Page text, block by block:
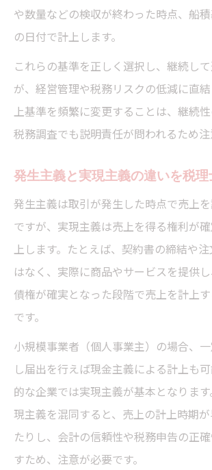
や数量などの検収が終わった時点、船
の日付で計上します。
これらの基準を正しく選択し、継続し
が、経営管理や税務リスクの低減に直
上基準を頻繁に変更することは、継続性
税務調査でも説明責任が問われるため注
発生主義と実現主義の違いを税
発生主義は取引が発生した時点で売上
ですが、実現主義は売上を得る権利が
上します。たとえば、契約書の締結や
はなく、実際に商品やサービスを提供
債権が確実となった段階で売上を計上
です。
小規模事業者（個人事業主）の場合、
し届出を行えば現金主義による計上も
的な企業では実現主義が基本となりま
現主義を混同すると、売上の計上時期
たりし、会計の信頼性や税務申告の正
すため、注意が必要です。